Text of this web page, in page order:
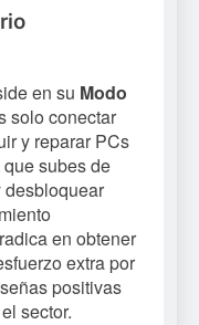
en su Modo
solo conectar
y reparar PCs
subes de
desbloquear
en obtener
extra por
positivas
sector.